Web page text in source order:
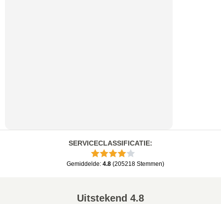
SERVICECLASSIFICATIE:
Gemiddelde: 4.8 (205218 Stemmen)
Uitstekend 4.8